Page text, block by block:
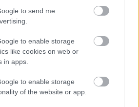
to send me
to enable storage
like cookies on web or
in apps.
to enable storage
of the website or app.